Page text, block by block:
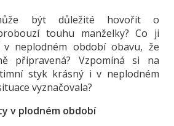
být důležité hovořit o
touhu manželky? Co ji
neplodném období obavu, že
připravená? Vzpomíná si na
styk krásný i v neplodném
vyznačovala?
v plodném období